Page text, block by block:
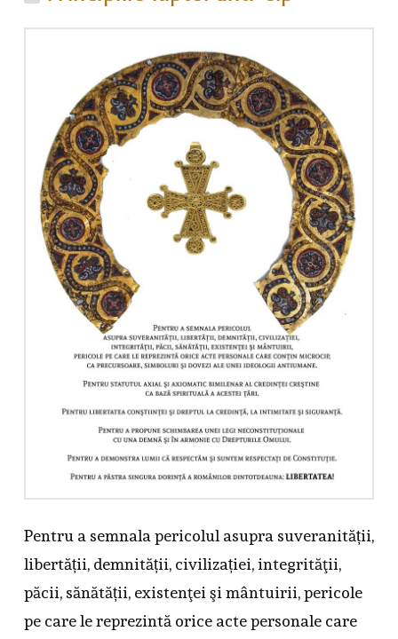
Pentru a semnala pericolul asupra suveranității,
libertății, demnității, civilizației, integrităţii,
păcii, sănătății, existenţei şi mântuirii, pericole
pe care le reprezintă orice acte personale care